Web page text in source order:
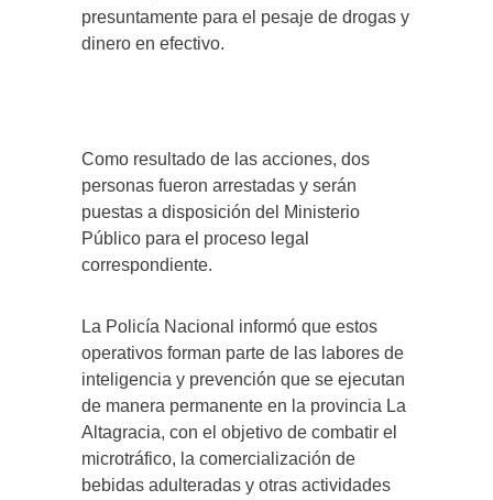
presuntamente para el pesaje de drogas y
dinero en efectivo.
Como resultado de las acciones, dos
personas fueron arrestadas y serán
puestas a disposición del Ministerio
Público para el proceso legal
correspondiente.
La Policía Nacional informó que estos
operativos forman parte de las labores de
inteligencia y prevención que se ejecutan
de manera permanente en la provincia La
Altagracia, con el objetivo de combatir el
microtráfico, la comercialización de
bebidas adulteradas y otras actividades